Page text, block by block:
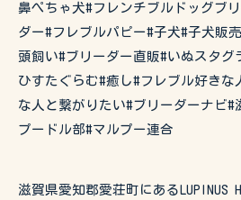
鼻ぺちゃ犬#フレンチブルドッグブ
ダー#フレブルパピー#子犬#子犬販
頭飼い#ブリーダー直販#いぬスタグ
ひすたぐらむ#癒し#フレブル好きな
な人と繋がりたい#ブリーダーナビ#
プードル部#マルプー連合
滋賀県愛知郡愛荘町にあるLUPINUS